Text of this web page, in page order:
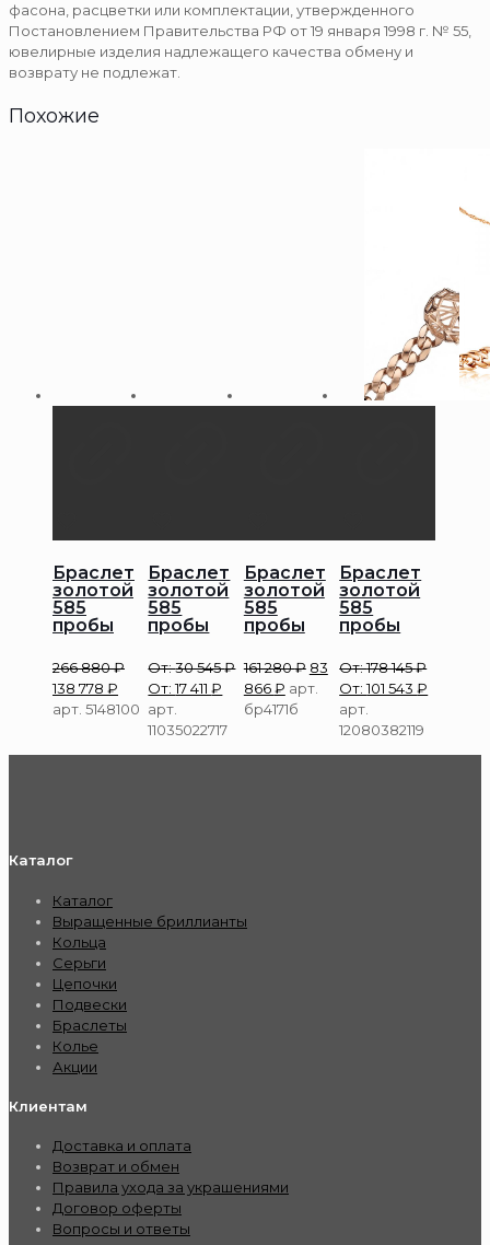
фасона, расцветки или комплектации, утвержденного
Постановлением Правительства РФ от 19 января 1998 г. № 55,
ювелирные изделия надлежащего качества обмену и
возврату не подлежат.
Похожие
Браслет
золотой
585
пробы
266 880₽
138 778 ₽
арт. 5148100
Браслет
золотой
585
пробы
От:30 545₽
От:17 411₽
арт.
11035022717
Браслет
золотой
585
пробы
161 280₽ 83
866₽ арт.
бр4171б
Браслет
золотой
585
пробы
От:178 145₽
От:101 543₽
арт.
12080382119
Каталог
Каталог
Выращенные бриллианты
Кольца
Серьги
Цепочки
Подвески
Браслеты
Колье
Акции
Клиентам
Доставка и оплата
Возврат и обмен
Правила ухода за украшениями
Договор оферты
Вопросы и ответы